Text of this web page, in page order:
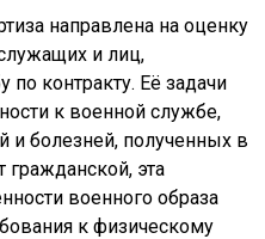
направлена на оценку
и лиц,
контракту. Её задачи
к военной службе,
и болезней, полученных в
гражданской, эта
военного образа
к физическому